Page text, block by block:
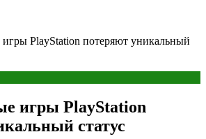
PlayStation потеряют уникальный
игры PlayStation
статус